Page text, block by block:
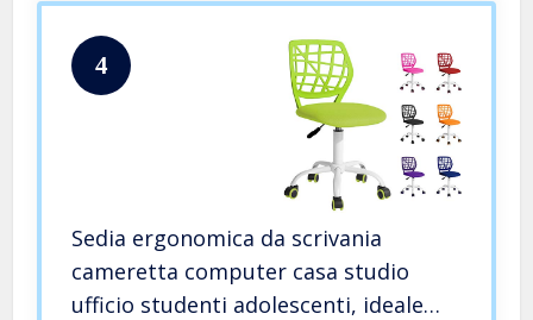
4
Sedia ergonomica da scrivania
cameretta computer casa studio
ufficio studenti adolescenti, ideale